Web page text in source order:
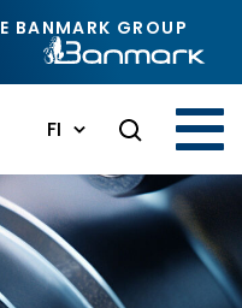
BANMARK GROUP
FI